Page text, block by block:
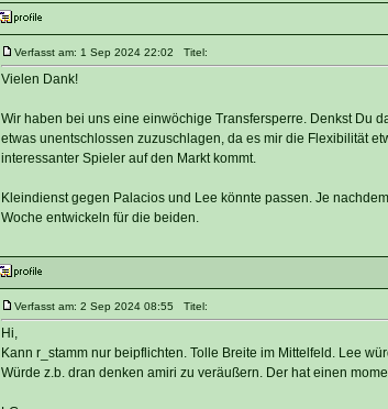
Verfasst am: 1 Sep 2024 22:02 Titel:
Vielen Dank!
Wir haben bei uns eine einwöchige Transfersperre. Denkst Du
etwas unentschlossen zuzuschlagen, da es mir die Flexibilität
interessanter Spieler auf den Markt kommt.
Kleindienst gegen Palacios und Lee könnte passen. Je
Woche entwickeln für die beiden.
Verfasst am: 2 Sep 2024 08:55 Titel:
Hi,
Kann r_stamm nur beipflichten. Tolle Breite im Mittelfeld. Lee
Würde z.b. dran denken amiri zu veräußern. Der hat einen